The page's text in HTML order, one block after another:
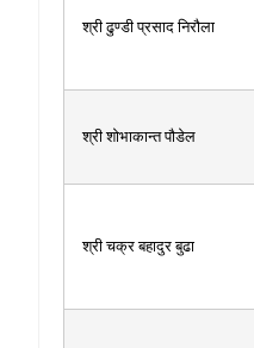
श्री ढुण्डी प्रसाद निरौला
श्री शोभाकान्त पाैडेल
श्री चक्र बहादुर बुढा